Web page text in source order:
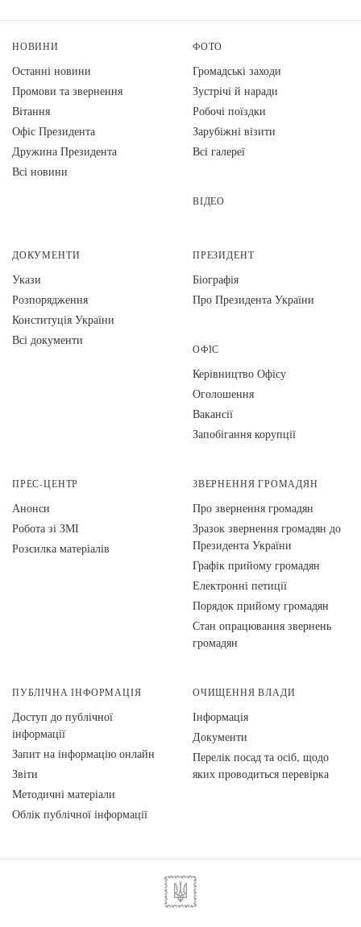
НОВИНИ
Останні новини
Промови та звернення
Вiтання
Офіс Президента
Дружина Президента
Всі новини
ФОТО
Громадські заходи
Зустрічі й наради
Робочі поїздки
Зарубіжні візити
Всі галереї
ВІДЕО
ДОКУМЕНТИ
Укази
Розпорядження
Конституція України
Всі документи
ПРЕЗИДЕНТ
Біографія
Про Президента України
ОФІС
Керівництво Офісу
Оголошення
Вакансії
Запобігання корупції
ПРЕС-ЦЕНТР
Анонси
Робота зі ЗМІ
Розсилка матеріалів
ЗВЕРНЕННЯ ГРОМАДЯН
Про звернення громадян
Зразок звернення громадян до
Президента України
Графік прийому громадян
Електронні петиції
Порядок прийому громадян
Стан опрацювання звернень
громадян
ПУБЛІЧНА ІНФОРМАЦІЯ
Доступ до публічної
інформації
Запит на інформацію онлайн
Звіти
Методичні матеріали
Облік публічної інформації
ОЧИЩЕННЯ ВЛАДИ
Інформація
Документи
Перелік посад та осіб, щодо
яких проводиться перевірка